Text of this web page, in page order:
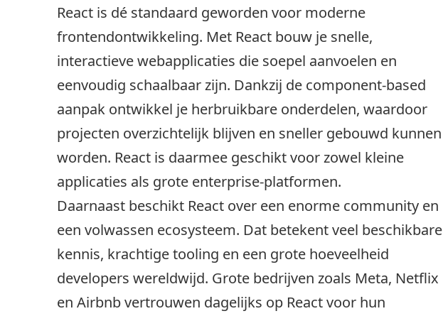
React is dé standaard geworden voor moderne
frontendontwikkeling. Met React bouw je snelle,
interactieve webapplicaties die soepel aanvoelen en
eenvoudig schaalbaar zijn. Dankzij de component-based
aanpak ontwikkel je herbruikbare onderdelen, waardoor
projecten overzichtelijk blijven en sneller gebouwd kunnen
worden. React is daarmee geschikt voor zowel kleine
applicaties als grote enterprise-platformen.
Daarnaast beschikt React over een enorme community en
een volwassen ecosysteem. Dat betekent veel beschikbare
kennis, krachtige tooling en een grote hoeveelheid
developers wereldwijd. Grote bedrijven zoals Meta, Netflix
en Airbnb vertrouwen dagelijks op React voor hun